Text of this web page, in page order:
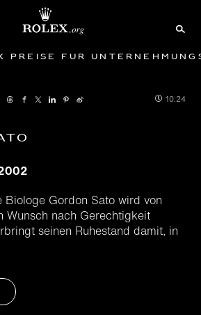
Preise für
10:24
Biologe Gordon Sato wird von
Wunsch nach Gerechtigkeit
seinen Ruhestand damit, in